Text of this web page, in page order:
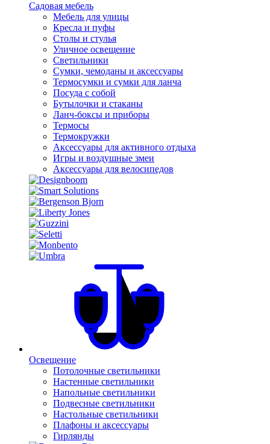
Садовая мебель
Мебель для улицы
Кресла и пуфы
Столы и стулья
Уличное освещение
Светильники
Сумки, чемоданы и аксессуары
Термосумки и сумки для ланча
Посуда с собой
Бутылочки и стаканы
Ланч-боксы и приборы
Термосы
Термокружки
Аксессуары для активного отдыха
Игры и воздушные змеи
Аксессуары для велосипедов
Освещение
Потолочные светильники
Настенные светильники
Напольные светильники
Подвесные светильники
Настольные светильники
Плафоны и аксессуары
Гирлянды